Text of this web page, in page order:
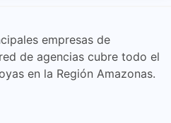
empresas de
de agencias cubre todo el
en la Región Amazonas.